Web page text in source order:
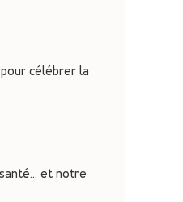
célébrer la
et notre